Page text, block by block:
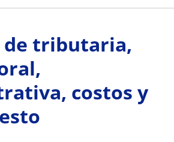
de tributaria,
costos y